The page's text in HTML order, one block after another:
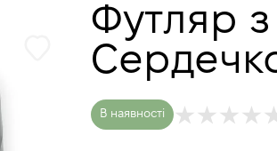
Футляр з
В наявності